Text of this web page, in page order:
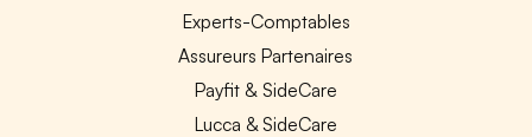
Experts-Comptables
Assureurs Partenaires
Payfit & SideCare
Lucca & SideCare